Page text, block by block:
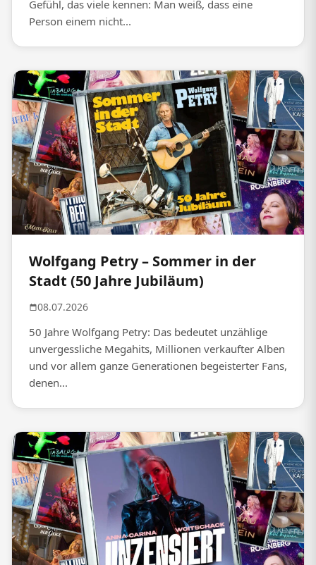
Gefühl, das viele kennen: Man weiß, dass eine
Person einem nicht...
Wolfgang Petry – Sommer in der
Stadt (50 Jahre Jubiläum)
08.07.2026
50 Jahre Wolfgang Petry: Das bedeutet unzählige
unvergessliche Megahits, Millionen verkaufter Alben
und vor allem ganze Generationen begeisterter Fans,
denen...